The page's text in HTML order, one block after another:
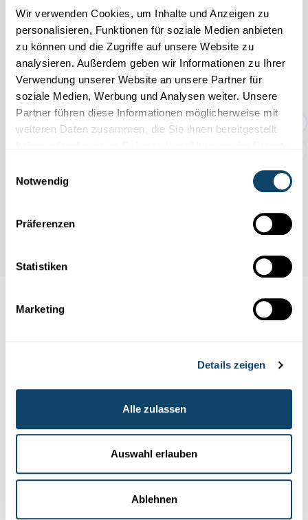
Wir verwenden Cookies, um Inhalte und Anzeigen zu
personalisieren, Funktionen für soziale Medien anbieten
zu können und die Zugriffe auf unsere Website zu
analysieren. Außerdem geben wir Informationen zu Ihrer
Verwendung unserer Website an unsere Partner für
soziale Medien, Werbung und Analysen weiter. Unsere
Partner führen diese Informationen möglicherweise mit
weiteren Daten zusammen, die Sie ihnen bereitgestellt
Notwendig
Präferenzen
Statistiken
Marketing
Details zeigen
Alle zulassen
Auswahl erlauben
Ablehnen
11.04
2026
/
31.10
2026
TEMPORÄRE AUSSTELLUNG:
Geschichten rund um den Abf...
Folgescience.lu
Cookies im Zusammenhang mit sozialen
Netzwerken abgelehnt haben. Um sie zu
sehen, ändern Sie bitte Ihre Einstellungen.